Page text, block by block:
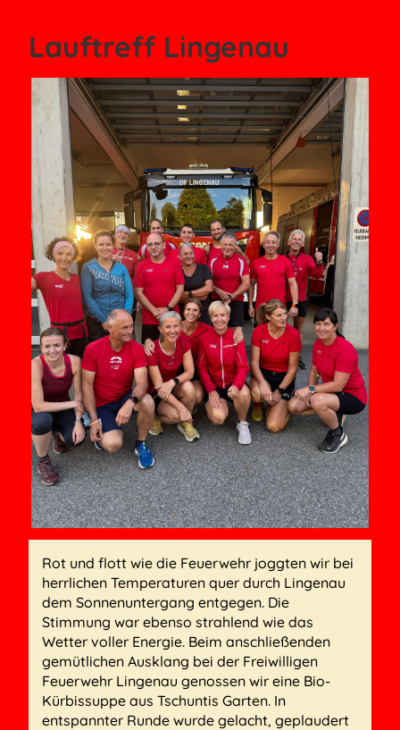
Lauftreff Lingenau
Rot und flott wie die Feuerwehr joggten wir bei
herrlichen Temperaturen quer durch Lingenau
dem Sonnenuntergang entgegen. Die
Stimmung war ebenso strahlend wie das
Wetter voller Energie. Beim anschließenden
gemütlichen Ausklang bei der Freiwilligen
Feuerwehr Lingenau genossen wir eine Bio-
Kürbissuppe aus Tschuntis Garten. In
entspannter Runde wurde gelacht, geplaudert